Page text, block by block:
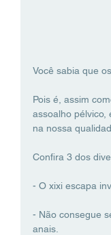
Você sabia que
Pois é, assim
assoalho
na nossa
Confira 3 dos
- O xixi escapa
- Não consegue
anais.